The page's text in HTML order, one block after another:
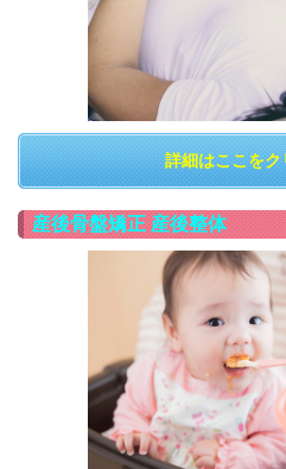
詳細はここをク
産後骨盤矯正 産後整体